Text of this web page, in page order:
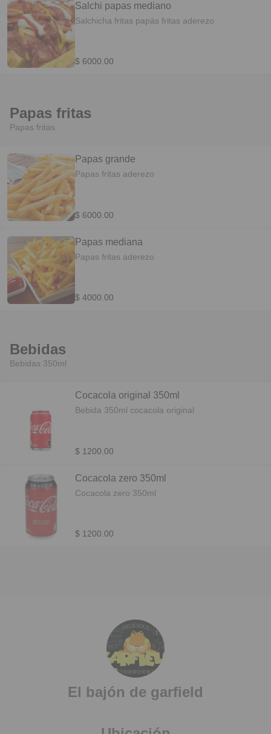
Salchi papas mediano
Salchicha fritas papás fritas aderezo
$ 6000.00
Papas fritas
Papas fritas
Papas grande
Papas fritas aderezo
$ 6000.00
Papas mediana
Papas fritas aderezo
$ 4000.00
Bebidas
Bebidas 350ml
Cocacola original 350ml
Bebida 350ml cocacola original
$ 1200.00
Cocacola zero 350ml
Cocacola zero 350ml
$ 1200.00
El bajón de garfield